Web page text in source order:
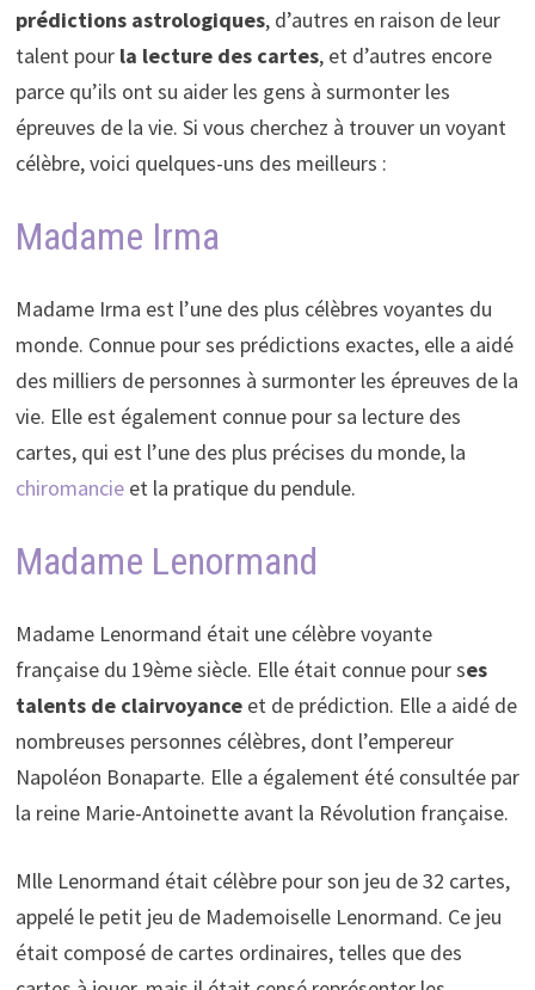
prédictions astrologiques, d’autres en raison de leur
talent pour la lecture des cartes, et d’autres encore
parce qu’ils ont su aider les gens à surmonter les
épreuves de la vie. Si vous cherchez à trouver un voyant
célèbre, voici quelques-uns des meilleurs :
Madame Irma
Madame Irma est l’une des plus célèbres voyantes du
monde. Connue pour ses prédictions exactes, elle a aidé
des milliers de personnes à surmonter les épreuves de la
vie. Elle est également connue pour sa lecture des
cartes, qui est l’une des plus précises du monde, la
chiromancieet la pratique du pendule.
Madame Lenormand
Madame Lenormand était une célèbre voyante
française du 19ème siècle. Elle était connue pour ses
talents de clairvoyanceet de prédiction. Elle a aidé de
nombreuses personnes célèbres, dont l’empereur
Napoléon Bonaparte. Elle a également été consultée par
la reine Marie-Antoinette avant la Révolution française.
Mlle Lenormand était célèbre pour son jeu de 32 cartes,
appelé le petit jeu de Mademoiselle Lenormand. Ce jeu
était composé de cartes ordinaires, telles que des